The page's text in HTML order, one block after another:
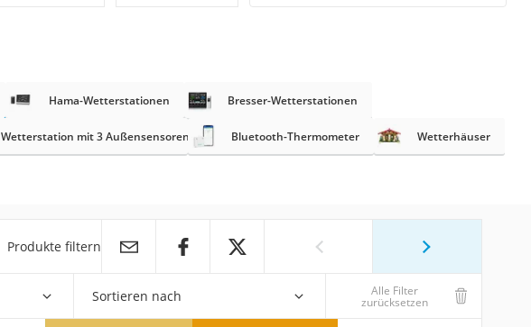
Hama-Wetterstationen Bresser-Wetterstationen
Wetterstation mit 3 Außensensoren Bluetooth-Thermometer Wetterhäuser
Produkte filtern
Sortieren nach Alle Filter
zurücksetzen